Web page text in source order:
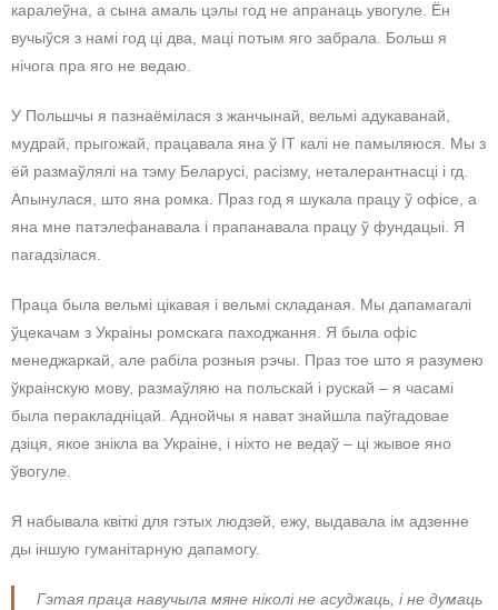
каралеўна, а сына амаль цэлы год не апранаць увогуле. Ён
вучыўся з намі год ці два, маці потым яго забрала. Больш я
нічога пра яго не ведаю.
У Польшчы я пазнаёмілася з жанчынай, вельмі адукаванай,
мудрай, прыгожай, працавала яна ў IT калі не памыляюся. Мы з
ёй размаўлялі на тэму Беларусі, расізму, неталерантнасці і гд.
Апынулася, што яна ромка. Праз год я шукала працу ў офісе, а
яна мне патэлефанавала і прапанавала працу ў фундацыі. Я
пагадзілася.
Праца была вельмі цікавая і вельмі складаная. Мы дапамагалі
ўцекачам з Украіны ромскага паходжання. Я была офіс
менеджаркай, але рабіла розныя рэчы. Праз тое што я разумею
ўкраінскую мову, размаўляю на польскай і рускай – я часамі
была перакладніцай. Аднойчы я нават знайшла паўгадовае
дзіця, якое знікла ва Украіне, і ніхто не ведаў – ці жывое яно
ўвогуле.
Я набывала квіткі для гэтых людзей, ежу, выдавала ім адзенне
ды іншую гуманітарную дапамогу.
Гэтая праца навучыла мяне ніколі не асуджаць, і не думаць